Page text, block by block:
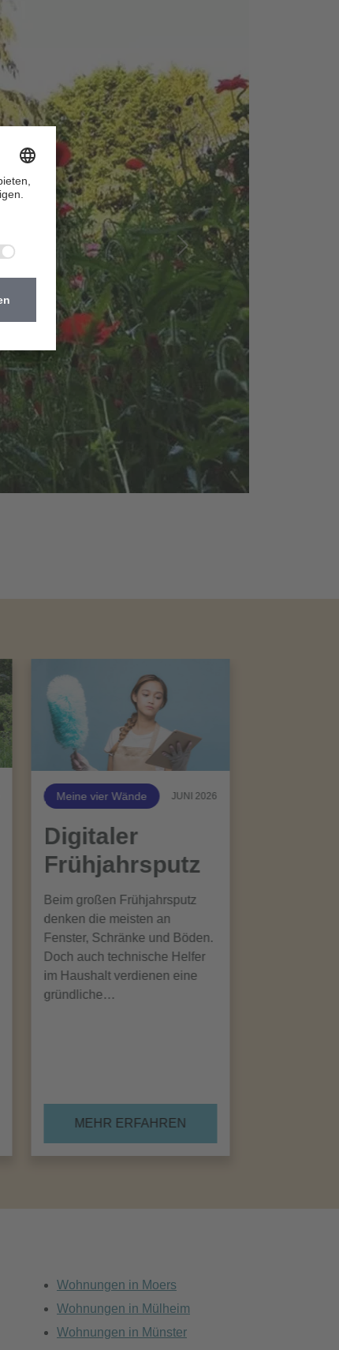
Nächste
Meine vier Wände JUNI 2026
Digitaler
Frühjahrsputz
Beim großen Frühjahrsputz
denken die meisten an
Fenster, Schränke und Böden.
Doch auch technische Helfer
im Haushalt verdienen eine
gründliche…
MEHR ERFAHREN
Wohnungen in Moers
Wohnungen in Mülheim
Wohnungen in Münster